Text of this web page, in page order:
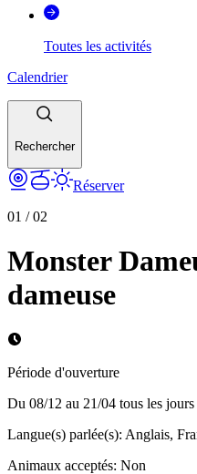
Toutes les activités
Calendrier
Rechercher
Réserver
01 /02
Monster
dameuse
Période d'ouverture
Du 08/12 au 21/04 tous les
Langue(s) parlée(s): Anglais,
Animaux acceptés: Non